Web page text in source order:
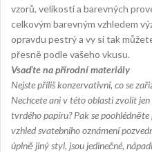
vzorů, velikostí a barevných
celkovým barevným vzhledem
opravdu pestrý a vy si tak
přesně podle vašeho vkusu.
Vsaďte na přírodní materiály
Nejste příliš konzervativní, co se
Nechcete ani v této oblasti zvolit
tvrdého papíru? Pak se
vzhled svatebního oznámení
úplně jiný styl, jsou jedinečné,